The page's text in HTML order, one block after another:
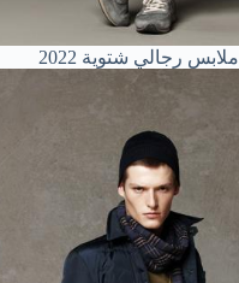
ملابس رجالي شتوية 2022